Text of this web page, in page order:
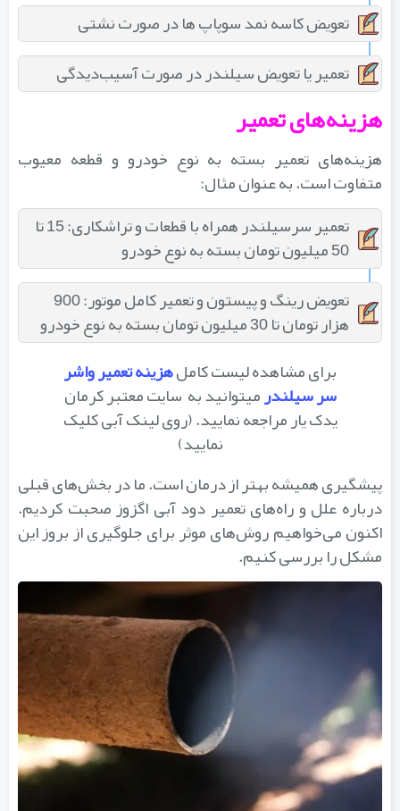
تعویض کاسه نمد سوپاپ‌ ها در صورت نشتی
تعمیر یا تعویض سیلندر در صورت آسیب‌دیدگی
هزینه‌های تعمیر
هزینه‌های تعمیر بسته به نوع خودرو و قطعه معیوب
متفاوت است. به عنوان مثال:
تعمیر سرسیلندر همراه با قطعات و تراشکاری: 15 تا
50 میلیون تومان بسته به نوع خودرو
تعویض رینگ و پیستون و تعمیر کامل موتور: 900
هزار تومان تا 30 میلیون تومان بسته به نوع خودرو
برای مشاهده لیست کاملهزینه تعمیر واشر
سر سیلندرمیتوانید به سایت معتبر کرمان
یدک یار مراجعه نمایید. (روی لینک آبی کلیک
نمایید)
پیشگیری همیشه بهتر از درمان است. ما در بخش‌های قبلی
درباره علل و راه‌های تعمیر دود آبی اگزوز صحبت کردیم.
اکنون می‌خواهیم روش‌های موثر برای جلوگیری از بروز این
مشکل را بررسی کنیم.